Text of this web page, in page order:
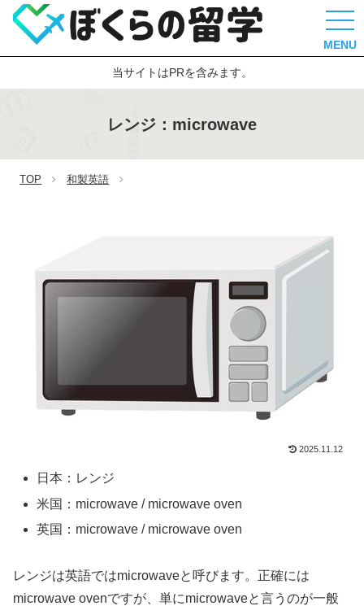
MENU
当サイトはPRを含みます。
レンジ：microwave
TOP 和製英語
2025.11.12
日本：レンジ
米国：microwave / microwave oven
英国：microwave / microwave oven
レンジは英語ではmicrowaveと呼びます。正確には
microwave ovenですが、単にmicrowaveと言うのが一般